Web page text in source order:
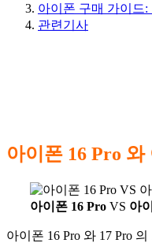
아이폰 구매 가이드
관련기사
아이폰 16 Pro 와
아이폰 16 ProVS 아
아이폰 16 Pro 와 17 Pro